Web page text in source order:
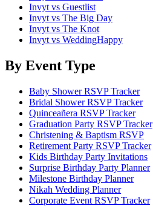
Invyt vs Guestlist
Invyt vs The Big Day
Invyt vs The Knot
Invyt vs WeddingHappy
By Event Type
Baby Shower RSVP Tracker
Bridal Shower RSVP Tracker
Quinceañera RSVP Tracker
Graduation Party RSVP Tracker
Christening & Baptism RSVP
Retirement Party RSVP Tracker
Kids Birthday Party Invitations
Surprise Birthday Party Planner
Milestone Birthday Planner
Nikah Wedding Planner
Corporate Event RSVP Tracker